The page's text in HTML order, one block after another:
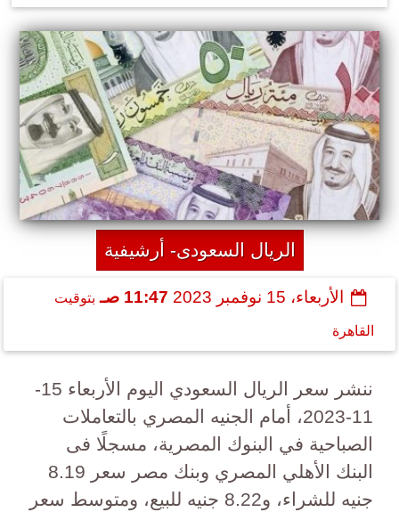
الريال السعودى- أرشيفية
الأربعاء، 15 نوفمبر 2023 11:47 صـ بتوقيت
القاهرة
ننشر سعر الريال السعودي اليوم الأربعاء 15-
11-2023، أمام الجنيه المصري بالتعاملات
الصباحية في البنوك المصرية، مسجلًا فى
البنك الأهلي المصري وبنك مصر سعر 8.19
جنيه للشراء، و8.22 جنيه للبيع، ومتوسط سعر